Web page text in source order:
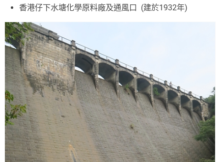
香港仔下水塘化學原料廠及通風口 (建於1932年)